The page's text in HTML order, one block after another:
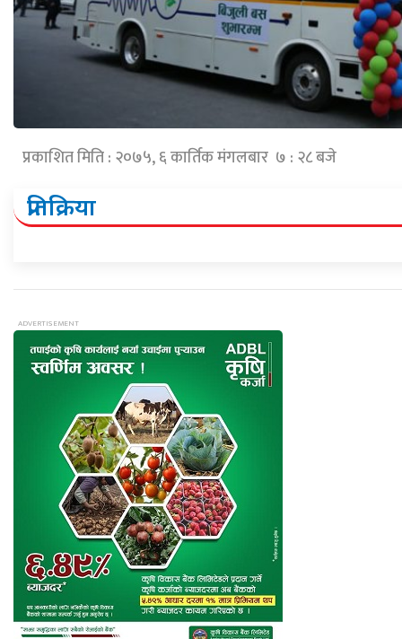
प्रकाशित मिति : २०७५, ६ कार्तिक मंगलबार ७ : २८ बजे
प्रतिक्रिया